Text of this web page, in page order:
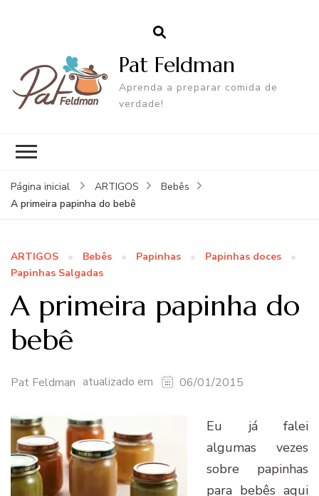
Pat Feldman
Aprenda a preparar comida de
verdade!
Página inicial ARTIGOS
Bebês
A primeira papinha do bebê
ARTIGOS Bebês Papinhas
Papinhas doces
Papinhas Salgadas
A primeira papinha do
bebê
Pat Feldman atualizado em 06/01/2015
Eu já falei
algumas vezes
sobre papinhas
para bebês aqui